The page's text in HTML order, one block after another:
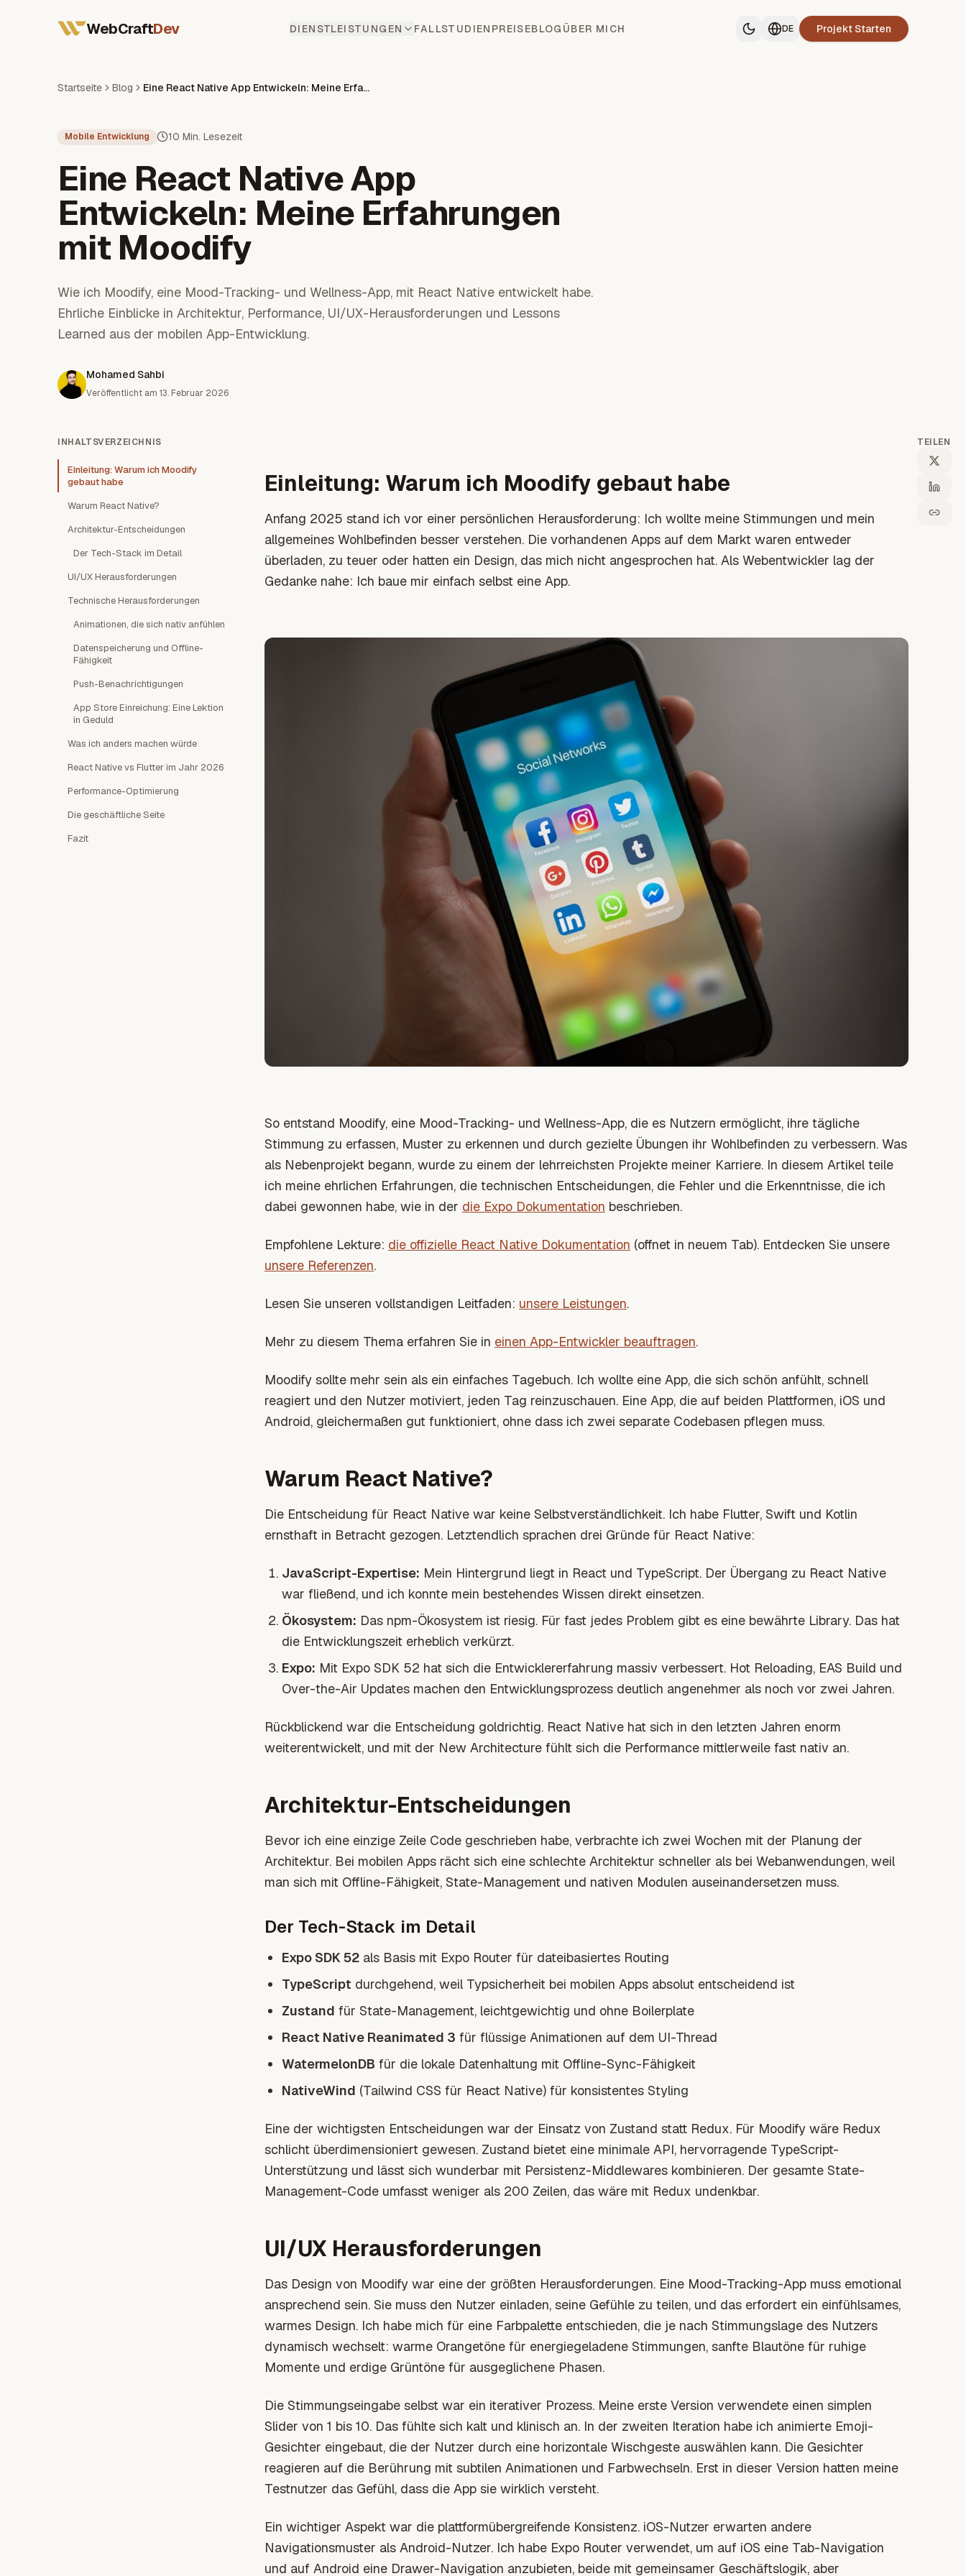
WebCraftDev DIENSTLEISTUNGEN FALLSTUDIEN PREISEBLOG ÜBER MICH DE Projekt Starten
Webentwickler Frankreich
Startseite Blog Eine React Native App Entwickeln: Meine Erfahrungen mit Moodify
Mobile Entwicklung 10 Min. Lesezeit
Eine React Native App
Entwickeln: Meine Erfahrungen
mit Moodify
Wie ich Moodify, eine Mood-Tracking- und Wellness-App, mit React Native entwickelt habe.
Ehrliche Einblicke in Architektur, Performance, UI/UX-Herausforderungen und Lessons
Learned aus der mobilen App-Entwicklung.
Mohamed Sahbi
Veröffentlicht am 13. Februar 2026
INHALTSVERZEICHNIS
Einleitung: Warum ich Moodify
gebaut habe
Warum React Native?
Architektur-Entscheidungen
Der Tech-Stack im Detail
UI/UX Herausforderungen
Technische Herausforderungen
Animationen, die sich nativ anfühlen
Datenspeicherung und Offline-
Fähigkeit
Push-Benachrichtigungen
App Store Einreichung: Eine Lektion
in Geduld
Was ich anders machen würde
React Native vs Flutter im Jahr 2026
Performance-Optimierung
Die geschäftliche Seite
Fazit
Einleitung: Warum ich Moodify gebaut habe
Anfang 2025 stand ich vor einer persönlichen Herausforderung: Ich wollte meine Stimmungen und mein
allgemeines Wohlbefinden besser verstehen. Die vorhandenen Apps auf dem Markt waren entweder
überladen, zu teuer oder hatten ein Design, das mich nicht angesprochen hat. Als Webentwickler lag der
Gedanke nahe: Ich baue mir einfach selbst eine App.
So entstand Moodify, eine Mood-Tracking- und Wellness-App, die es Nutzern ermöglicht, ihre tägliche
Stimmung zu erfassen, Muster zu erkennen und durch gezielte Übungen ihr Wohlbefinden zu verbessern. Was
als Nebenprojekt begann, wurde zu einem der lehrreichsten Projekte meiner Karriere. In diesem Artikel teile
ich meine ehrlichen Erfahrungen, die technischen Entscheidungen, die Fehler und die Erkenntnisse, die ich
dabei gewonnen habe, wie in der die Expo Dokumentation beschrieben.
Empfohlene Lekture: die offizielle React Native Dokumentation (offnet in neuem Tab). Entdecken Sie unsere
unsere Referenzen.
Lesen Sie unseren vollstandigen Leitfaden: unsere Leistungen.
Mehr zu diesem Thema erfahren Sie in einen App-Entwickler beauftragen.
Moodify sollte mehr sein als ein einfaches Tagebuch. Ich wollte eine App, die sich schön anfühlt, schnell
reagiert und den Nutzer motiviert, jeden Tag reinzuschauen. Eine App, die auf beiden Plattformen, iOS und
Android, gleichermaßen gut funktioniert, ohne dass ich zwei separate Codebasen pflegen muss.
Warum React Native?
Die Entscheidung für React Native war keine Selbstverständlichkeit. Ich habe Flutter, Swift und Kotlin
ernsthaft in Betracht gezogen. Letztendlich sprachen drei Gründe für React Native:
JavaScript-Expertise: Mein Hintergrund liegt in React und TypeScript. Der Übergang zu React Native
war fließend, und ich konnte mein bestehendes Wissen direkt einsetzen.
Ökosystem: Das npm-Ökosystem ist riesig. Für fast jedes Problem gibt es eine bewährte Library. Das hat
die Entwicklungszeit erheblich verkürzt.
Expo: Mit Expo SDK 52 hat sich die Entwicklererfahrung massiv verbessert. Hot Reloading, EAS Build und
Over-the-Air Updates machen den Entwicklungsprozess deutlich angenehmer als noch vor zwei Jahren.
Rückblickend war die Entscheidung goldrichtig. React Native hat sich in den letzten Jahren enorm
weiterentwickelt, und mit der New Architecture fühlt sich die Performance mittlerweile fast nativ an.
Architektur-Entscheidungen
Bevor ich eine einzige Zeile Code geschrieben habe, verbrachte ich zwei Wochen mit der Planung der
Architektur. Bei mobilen Apps rächt sich eine schlechte Architektur schneller als bei Webanwendungen, weil
man sich mit Offline-Fähigkeit, State-Management und nativen Modulen auseinandersetzen muss.
Der Tech-Stack im Detail
Expo SDK 52 als Basis mit Expo Router für dateibasiertes Routing
TypeScript durchgehend, weil Typsicherheit bei mobilen Apps absolut entscheidend ist
Zustand für State-Management, leichtgewichtig und ohne Boilerplate
React Native Reanimated 3 für flüssige Animationen auf dem UI-Thread
WatermelonDB für die lokale Datenhaltung mit Offline-Sync-Fähigkeit
NativeWind (Tailwind CSS für React Native) für konsistentes Styling
Eine der wichtigsten Entscheidungen war der Einsatz von Zustand statt Redux. Für Moodify wäre Redux
schlicht überdimensioniert gewesen. Zustand bietet eine minimale API, hervorragende TypeScript-
Unterstützung und lässt sich wunderbar mit Persistenz-Middlewares kombinieren. Der gesamte State-
Management-Code umfasst weniger als 200 Zeilen, das wäre mit Redux undenkbar.
UI/UX Herausforderungen
Das Design von Moodify war eine der größten Herausforderungen. Eine Mood-Tracking-App muss emotional
ansprechend sein. Sie muss den Nutzer einladen, seine Gefühle zu teilen, und das erfordert ein einfühlsames,
warmes Design. Ich habe mich für eine Farbpalette entschieden, die je nach Stimmungslage des Nutzers
dynamisch wechselt: warme Orangetöne für energiegeladene Stimmungen, sanfte Blautöne für ruhige
Momente und erdige Grüntöne für ausgeglichene Phasen.
Die Stimmungseingabe selbst war ein iterativer Prozess. Meine erste Version verwendete einen simplen
Slider von 1 bis 10. Das fühlte sich kalt und klinisch an. In der zweiten Iteration habe ich animierte Emoji-
Gesichter eingebaut, die der Nutzer durch eine horizontale Wischgeste auswählen kann. Die Gesichter
reagieren auf die Berührung mit subtilen Animationen und Farbwechseln. Erst in dieser Version hatten meine
Testnutzer das Gefühl, dass die App sie wirklich versteht.
Ein wichtiger Aspekt war die plattformübergreifende Konsistenz. iOS-Nutzer erwarten andere
Navigationsmuster als Android-Nutzer. Ich habe Expo Router verwendet, um auf iOS eine Tab-Navigation
und auf Android eine Drawer-Navigation anzubieten, beide mit gemeinsamer Geschäftslogik, aber
TEILEN